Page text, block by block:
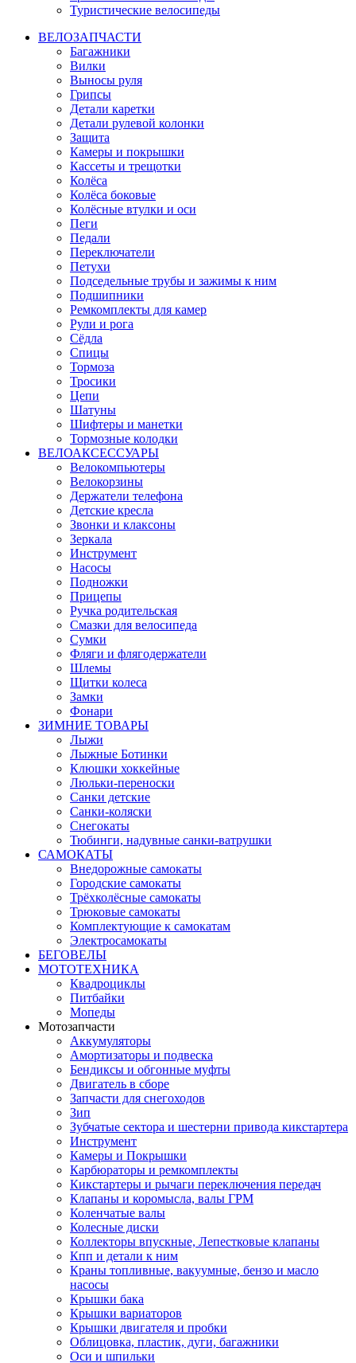
Туристические велосипеды
ВЕЛОЗАПЧАСТИ
Багажники
Вилки
Выносы руля
Грипсы
Детали каретки
Детали рулевой колонки
Защита
Камеры и покрышки
Кассеты и трещотки
Колёса
Колёса боковые
Колёсные втулки и оси
Пеги
Педали
Переключатели
Петухи
Подседельные трубы и зажимы к ним
Подшипники
Ремкомплекты для камер
Рули и рога
Сёдла
Спицы
Тормоза
Тросики
Цепи
Шатуны
Шифтеры и манетки
Тормозные колодки
ВЕЛОАКСЕССУАРЫ
Велокомпьютеры
Велокорзины
Держатели телефона
Детские кресла
Звонки и клаксоны
Зеркала
Инструмент
Насосы
Подножки
Прицепы
Ручка родительская
Смазки для велосипеда
Сумки
Фляги и флягодержатели
Шлемы
Щитки колеса
Замки
Фонари
ЗИМНИЕ ТОВАРЫ
Лыжи
Лыжные Ботинки
Клюшки хоккейные
Люльки-переноски
Санки детские
Санки-коляски
Снегокаты
Тюбинги, надувные санки-ватрушки
САМОКАТЫ
Внедорожные самокаты
Городские самокаты
Трёхколёсные самокаты
Трюковые самокаты
Комплектующие к самокатам
Электросамокаты
БЕГОВЕЛЫ
МОТОТЕХНИКА
Квадроциклы
Питбайки
Мопеды
Мотозапчасти
Аккумуляторы
Амортизаторы и подвеска
Бендиксы и обгонные муфты
Двигатель в сборе
Запчасти для снегоходов
Зип
Зубчатые сектора и шестерни привода кикстартера
Инструмент
Камеры и Покрышки
Карбюраторы и ремкомплекты
Кикстартеры и рычаги переключения передач
Клапаны и коромысла, валы ГРМ
Коленчатые валы
Колесные диски
Коллекторы впускные, Лепестковые клапаны
Кпп и детали к ним
Краны топливные, вакуумные, бензо и масло
насосы
Крышки бака
Крышки вариаторов
Крышки двигателя и пробки
Облицовка, пластик, дуги, багажники
Оси и шпильки